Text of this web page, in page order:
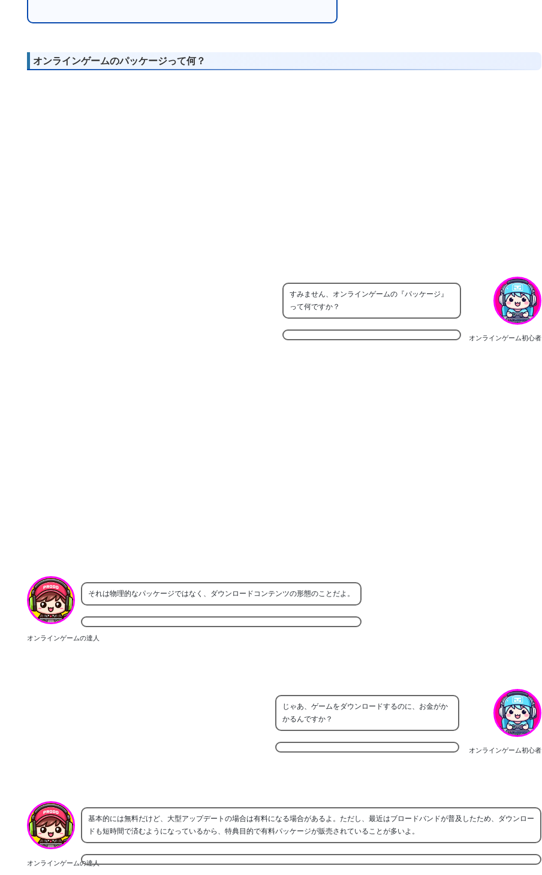
オンラインゲームのパッケージって何？
オンラインゲーム初心者
すみません、オンラインゲームの『パッケージ』
って何ですか？
オンラインゲームの達人
それは物理的なパッケージではなく、ダウンロードコンテンツの形態のことだよ。
オンラインゲーム初心者
じゃあ、ゲームをダウンロードするのに、お金がか
かるんですか？
オンラインゲームの達人
基本的には無料だけど、大型アップデートの場合は有料になる場合があるよ。ただし、最近はブロードバンドが普及したため、ダウンロー
ドも短時間で済むようになっているから、特典目的で有料パッケージが販売されていることが多いよ。